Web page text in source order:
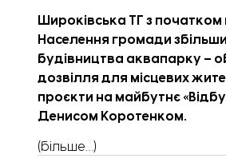
Широківська ТГ з
Населення громади
будівництва аквапарку –
дозвілля для місцевих
проєкти на майбутнє «
Денисом Коротенком.
(більше…)